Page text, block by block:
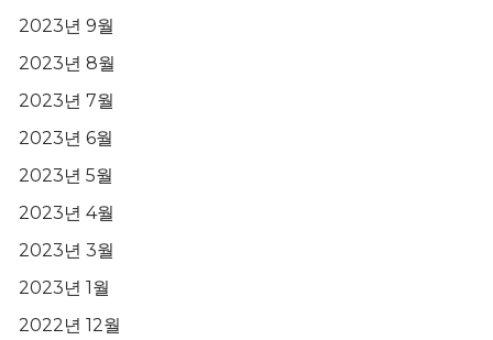
2023년 9월
2023년 8월
2023년 7월
2023년 6월
2023년 5월
2023년 4월
2023년 3월
2023년 1월
2022년 12월